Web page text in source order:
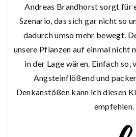
Andreas Brandhorst sorgt für
Szenario, das sich gar nicht so
dadurch umso mehr bewegt.
unsere Pflanzen auf einmal nicht
in der Lage wären. Einfach so,
Angsteinflößend und
Denkanstößen kann ich diesen
empfehlen.